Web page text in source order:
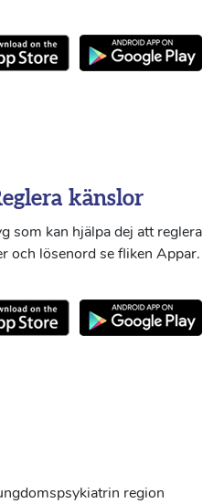
känslor
som kan hjälpa dej att reglera
och lösenord se fliken Appar.
region